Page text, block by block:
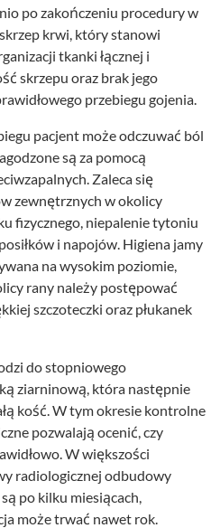
po zakończeniu procedury w
krwi, który stanowi
tkanki łącznej i
skrzepu oraz brak jego
przebiegu gojenia.
pacjent może odczuwać ból
są za pomocą
Zaleca się
zewnętrznych w okolicy
fizycznego, niepalenie tytoniu
i napojów. Higiena jamy
na wysokim poziomie,
rany należy postępować
szczoteczki oraz płukanek
do stopniowego
ziarninową, która następnie
kość. W tym okresie kontrolne
pozwalają ocenić, czy
W większości
radiologicznej odbudowy
po kilku miesiącach,
może trwać nawet rok.